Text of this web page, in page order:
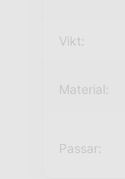
Vikt:
Material:
Passar: